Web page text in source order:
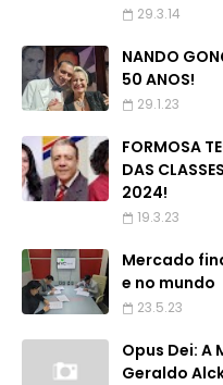
29.3.14
NANDO
50 ANOS!
29.1.23
FORMOSA
DAS
2024!
19.3.23
Mercado
e no mundo
23.5.23
Opus Dei:
Geraldo